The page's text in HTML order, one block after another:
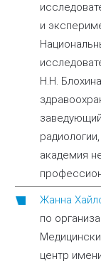
и
Н.Н.
академия
Жанна
по
центр